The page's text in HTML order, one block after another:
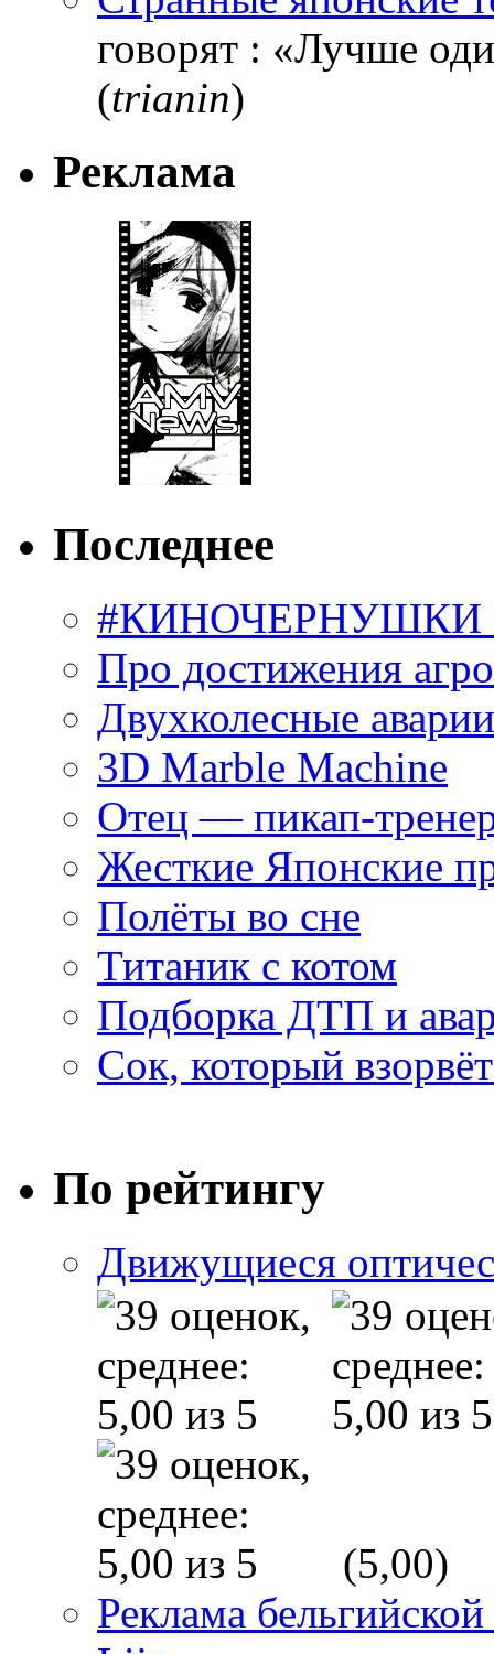
говорят : «Лучше
(trianin)
Реклама
Последнее
#КИНОЧЕРНУШКИ
Про достижения
Двухколесные
3D Marble Machine
Отец — пикап-
Жесткие Японские
Полёты во сне
Титаник с котом
Подборка ДТП и
Сок, который
По рейтингу
Движущиеся
(5,00)
Реклама